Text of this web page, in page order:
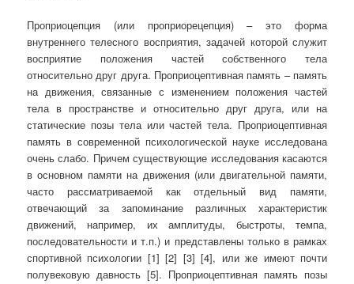
Проприоцепция (или проприорецепция) – это форма
внутреннего телесного восприятия, задачей которой служит
восприятие положения частей собственного тела
относительно друг друга. Проприоцептивная память – память
на движения, связанные с изменением положения частей
тела в пространстве и относительно друг друга, или на
статические позы тела или частей тела. Проприоцептивная
память в современной психологической науке исследована
очень слабо. Причем существующие исследования касаются
в основном памяти на движения (или двигательной памяти,
часто рассматриваемой как отдельный вид памяти,
отвечающий за запоминание различных характеристик
движений, например, их амплитуды, быстроты, темпа,
последовательности и т.п.) и представлены только в рамках
спортивной психологии [1] [2] [3] [4], или же имеют почти
полувековую давность [5]. Проприоцептивная память позы